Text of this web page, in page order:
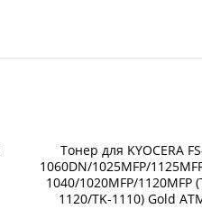
Тонер для KYOCERA
1060DN/1025MFP/
1040/1020MFP/1120MFP
1120/TK-1110) Gold